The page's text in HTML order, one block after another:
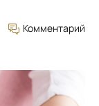
Комментарий